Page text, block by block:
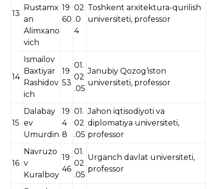
13
Rustamx
an
Alimxano
vich
19
60
02
.0
4
Toshkent arxitektura-qurilish
universiteti, professor
14
Ismailov
Baxtiyar
Rashidov
ich
19
53
01.
02
.05
Janubiy Qozog‘iston
universiteti, professor
15
Dalabay
ev
Umurdin
19
4
8
01.
02
.05
Jahon iqtisodiyoti va
diplomatiya universiteti,
professor
16
Navruzo
v
Kuralboy
19
46
01.
02
.05
Urganch davlat universiteti,
professor